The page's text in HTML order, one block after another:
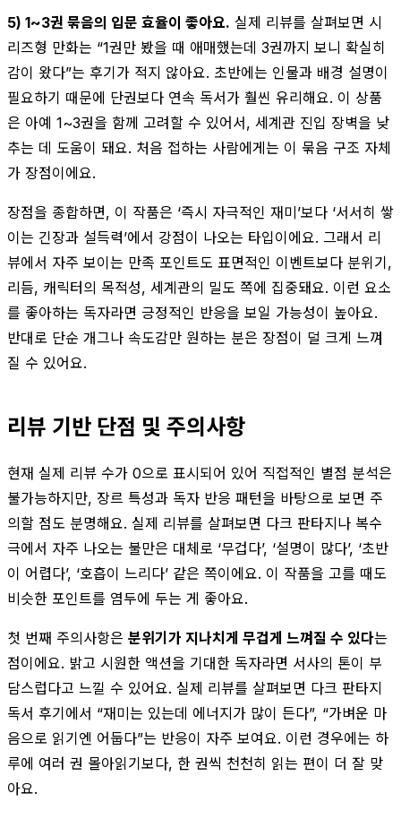
5) 1~3권 묶음의 입문 효율이 좋아요. 실제 리뷰를 살펴보면 시
리즈형 만화는 “1권만 봤을 때 애매했는데 3권까지 보니 확실히
감이 왔다”는 후기가 적지 않아요. 초반에는 인물과 배경 설명이
필요하기 때문에 단권보다 연속 독서가 훨씬 유리해요. 이 상품
은 아예 1~3권을 함께 고려할 수 있어서, 세계관 진입 장벽을 낮
추는 데 도움이 돼요. 처음 접하는 사람에게는 이 묶음 구조 자체
가 장점이에요.
장점을 종합하면, 이 작품은 ‘즉시 자극적인 재미’보다 ‘서서히 쌓
이는 긴장과 설득력’에서 강점이 나오는 타입이에요. 그래서 리
뷰에서 자주 보이는 만족 포인트도 표면적인 이벤트보다 분위기,
리듬, 캐릭터의 목적성, 세계관의 밀도 쪽에 집중돼요. 이런 요소
를 좋아하는 독자라면 긍정적인 반응을 보일 가능성이 높아요.
반대로 단순 개그나 속도감만 원하는 분은 장점이 덜 크게 느껴
질 수 있어요.
리뷰 기반 단점 및 주의사항
현재 실제 리뷰 수가 0으로 표시되어 있어 직접적인 별점 분석은
불가능하지만, 장르 특성과 독자 반응 패턴을 바탕으로 보면 주
의할 점도 분명해요. 실제 리뷰를 살펴보면 다크 판타지나 복수
극에서 자주 나오는 불만은 대체로 ‘무겁다’, ‘설명이 많다’, ‘초반
이 어렵다’, ‘호흡이 느리다’ 같은 쪽이에요. 이 작품을 고를 때도
비슷한 포인트를 염두에 두는 게 좋아요.
첫 번째 주의사항은 분위기가 지나치게 무겁게 느껴질 수 있다는
점이에요. 밝고 시원한 액션을 기대한 독자라면 서사의 톤이 부
담스럽다고 느낄 수 있어요. 실제 리뷰를 살펴보면 다크 판타지
독서 후기에서 “재미는 있는데 에너지가 많이 든다”, “가벼운 마
음으로 읽기엔 어둡다”는 반응이 자주 보여요. 이런 경우에는 하
루에 여러 권 몰아읽기보다, 한 권씩 천천히 읽는 편이 더 잘 맞
아요.